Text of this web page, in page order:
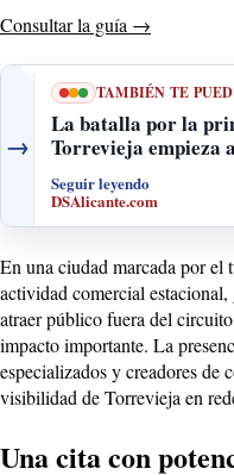
Consultar la guía →
→
TAMBIÉN TE
La batalla por la
Torrevieja empieza
Seguir leyendo
DSAlicante.com
En una ciudad marcada por el
actividad comercial
atraer público fuera del
impacto importante. La
especializados y creadores de
visibilidad de Torrevieja en
Una cita con